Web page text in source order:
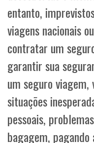
entanto,
viagens nacionais
contratar um
garantir sua
um seguro
situações
pessoais,
bagagem,